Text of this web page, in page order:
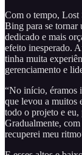
Com o tempo, Lost
Bing para se tornar
dedicado e mais
efeito inesperado.
tinha muita
gerenciamento e
“No início, éramos
que levou a muitos
todo o projeto e eu,
Gradualmente,
recuperei meu